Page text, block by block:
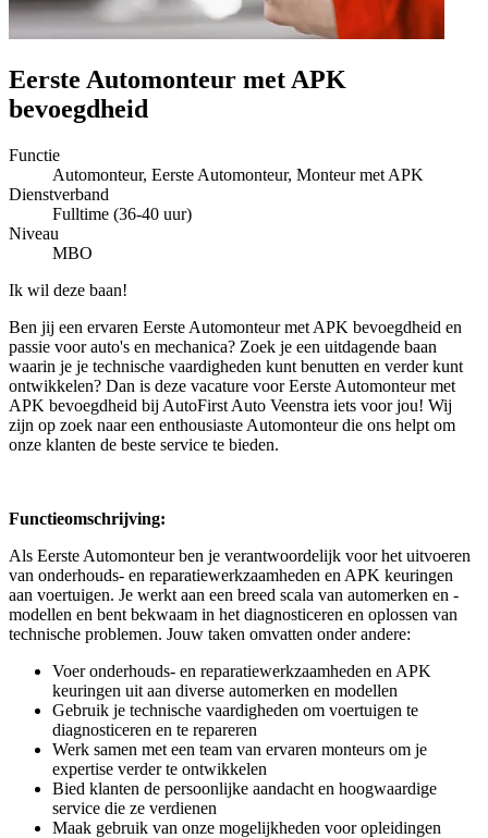
Eerste Automonteur met APK
bevoegdheid
Functie
Automonteur, Eerste Automonteur, Monteur met APK
Dienstverband
Fulltime (36-40 uur)
Niveau
MBO
Ik wil deze baan!
Ben jij een ervaren Eerste Automonteur met APK bevoegdheid en
passie voor auto's en mechanica? Zoek je een uitdagende baan
waarin je je technische vaardigheden kunt benutten en verder kunt
ontwikkelen? Dan is deze vacature voor Eerste Automonteur met
APK bevoegdheid bij AutoFirst Auto Veenstra iets voor jou! Wij
zijn op zoek naar een enthousiaste Automonteur die ons helpt om
onze klanten de beste service te bieden.
Functieomschrijving:
Als Eerste Automonteur ben je verantwoordelijk voor het uitvoeren
van onderhouds- en reparatiewerkzaamheden en APK keuringen
aan voertuigen. Je werkt aan een breed scala van automerken en -
modellen en bent bekwaam in het diagnosticeren en oplossen van
technische problemen. Jouw taken omvatten onder andere:
Voer onderhouds- en reparatiewerkzaamheden en APK
keuringen uit aan diverse automerken en modellen
Gebruik je technische vaardigheden om voertuigen te
diagnosticeren en te repareren
Werk samen met een team van ervaren monteurs om je
expertise verder te ontwikkelen
Bied klanten de persoonlijke aandacht en hoogwaardige
service die ze verdienen
Maak gebruik van onze mogelijkheden voor opleidingen